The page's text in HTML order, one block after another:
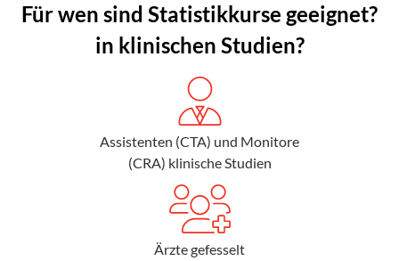
Für wen sind Statistikkurse geeignet?
in klinischen Studien?
Assistenten (CTA) und Monitore
(CRA) klinische Studien
Ärzte gefesselt